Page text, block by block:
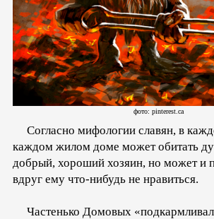
фото: pinterest.ca
Согласно мифологии славян, в
каждом жилом доме может обитать
добрый, хороший хозяин, но может и
вдруг ему что-нибудь не нравиться.
Частенько Домовых